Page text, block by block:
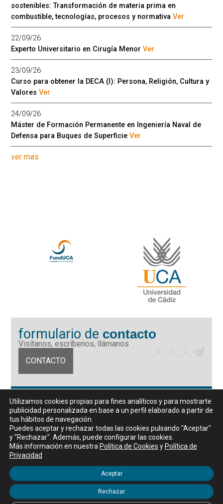
sostenibles: Transformación de materia prima en
combustible, tecnologías, procesos y normativaVer
22/09/26
Experto Universitario en Cirugía MenorVer
23/09/26
Curso para obtener la DECA (I): Persona, Religión, Cultura y
ValoresVer
24/09/26
Máster de Formación Permanente en Ingeniería Naval de
Defensa para Buques de SuperficieVer
ver mas
formulario de contacto
Visítanos, escríbenos, llámanos
CONTACTO
Fundación Universidad de Cádiz
Calle Ancha 10 (Edificio José Pérez Llorca), CP. 11001, Cádiz
CIF: G11442167
956 07 03 70 / 72
Horario de atención al público
De lunes a viernes, de 9 a 14 horas
Utilizamos cookies propias para fines analíticos y para mostrarte
publicidad personalizada en base a un perfil elaborado a partir de
tus hábitos de navegación.
Puedes aceptar y rechazar todas las cookies pulsando "Aceptar"
y "Rechazar". Además, puede configurar las cookies.
Más información en nuestra Política de Cookies y Política de
Privacidad
Aceptar
Rechazar